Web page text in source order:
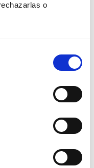
o
Nunca actúes
siempre.
alerta a tiempo
grave.